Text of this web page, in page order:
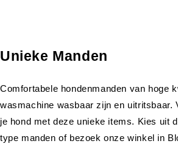
Unieke Manden
Comfortabele hondenmanden van hoge
wasmachine wasbaar zijn en uitritsbaar.
je hond met deze unieke items. Kies uit
type manden of bezoek onze winkel in